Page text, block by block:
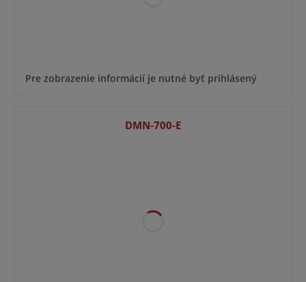
Pre zobrazenie informácií je nutné byť prihlásený
DMN-700-E